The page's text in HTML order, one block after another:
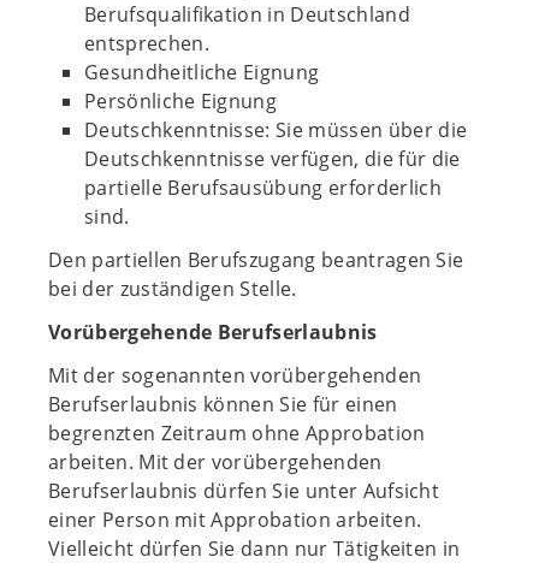
Berufsqualifikation in Deutschland
entsprechen.
Gesundheitliche Eignung
Persönliche Eignung
Deutschkenntnisse: Sie müssen über die
Deutschkenntnisse verfügen, die für die
partielle Berufsausübung erforderlich
sind.
Den partiellen Berufszugang beantragen Sie
bei der zuständigen Stelle.
Vorübergehende Berufserlaubnis
Mit der sogenannten vorübergehenden
Berufserlaubnis können Sie für einen
begrenzten Zeitraum ohne Approbation
arbeiten. Mit der vorübergehenden
Berufserlaubnis dürfen Sie unter Aufsicht
einer Person mit Approbation arbeiten.
Vielleicht dürfen Sie dann nur Tätigkeiten in